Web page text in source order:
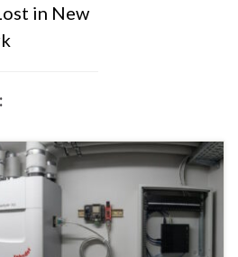
in New
: